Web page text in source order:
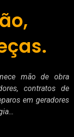
mão de obra
contratos de
em geradores